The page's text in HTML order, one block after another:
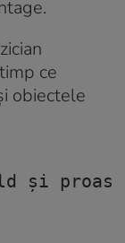
ce
obiectele
și